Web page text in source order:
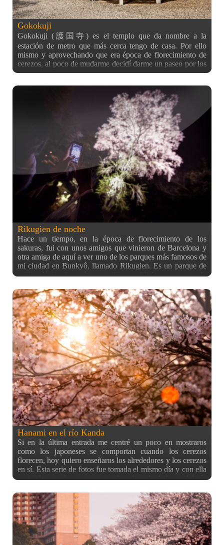
Gokokuji
Gokokuji (護国寺) es el templo que da nombre a la
estación de metro que más cerca tengo de casa. Por ello
mismo y aprovechando que era época de florecimiento de
cerezos, al poco de mudarme decidí darme un paseo por los
alrededores. Fue establecido en 1681 por el quinto Shôgun
templo budista, de la rama del Budismo Shingon, es famoso
por haber resistido a los bombardeos aéreos sobre la ciudad
de Tokyo durante la Segunda Guerra Mundial. Antes de
entrar al recinto, se puede ver que es bastante grande para
encontrarse en medio de la ciudad, y al entrar, además de
poder ver un pequeño parque de estilo japonés, se puede
ver una espectacular entrada que parece una escalera al
cielo: Además, los detalles de los tejados, flores, estatuas y
demás elementos que hay en el entorno, son bastante
bonitos dando un ambiente de templo de película a la
entrada tal y como se puede ver. Una vez subimos las
escaleras nos encontramos con el edificio principal del
templo que podemos ver en la foto que encabeza la entrada,
y con la estatua de este buda bajo los cerezos en
Rikugien de noche
Hace un tiempo, en la época de florecimiento de los
sakuras, fui con unos amigos que vinieron de Barcelona y
otra amiga de aquí a ver uno de los parques más famosos de
mi ciudad en Bunkyô, llamado Rikugien. Es un parque de
estilo clásico japonés muy bien cuidado, pero cuando
bastante diferente al que se está acostumbrado, viendo los
cerezos a la luz de la luna (y de los focos del parque :P)
pero aún así lo suficiente bonito para pagar los 300￥ de la
entrada del parque. La pena es que por esa época aún no
tenía trípode (y además iba con amigos antes de irnos a un
izakaya), con lo cual, las fotos están hechas todas a pulso
con el 50mm y el 16-35 (como siempre, podéis ver más
información EXIF haciendo click en cada una de las fotos).
Además, como es habitual en Japón y más en fechas
remarcadas, había gente por todos lados. Algunos paseando
como nosotros, algunos tomando fotos más en serio con sus
trípodes… pero todos los japoneses con cámaras. Ya fuesen
reflex, semireflex, compactas o del mismo móvil, todos
querían
Hanami en el río Kanda
Si en la última entrada me centré un poco en mostraros
como los japoneses se comportan cuando los cerezos
florecen, hoy quiero enseñaros los alrededores y los cerezos
en sí. Esta serie de fotos fue tomada el mismo día y con ella
pretendo enseñaros como estaban los alrededores del río
escuela, cuando los cerezos estaban en su mejor momento
del año. Espero que os gusten, porque aunque los sakuras
se vean bonitos en foto, la sensación que tenía mientras
paseaba por este panorama no es algo que pueda describiros
fácilmente… :)